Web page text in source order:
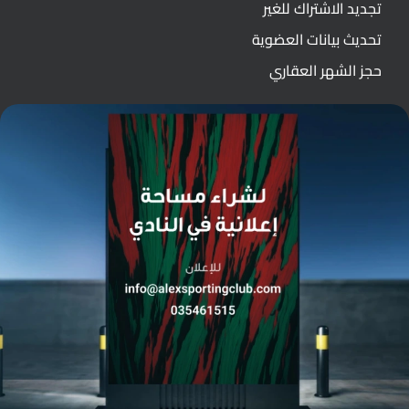
تجديد الاشتراك للغير
تحديث بيانات العضوية
حجز الشهر العقاري